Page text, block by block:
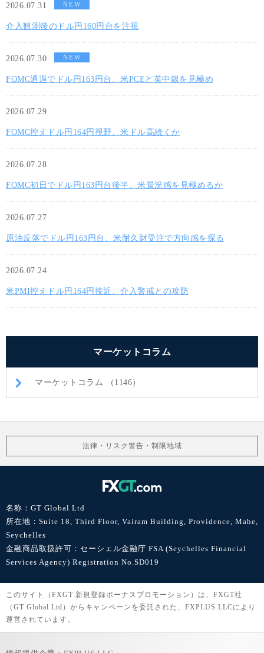
2026.07.31 NEW
介入観測後のドル円160円台を注視
2026.07.30 NEW
FOMC通過でドル円163円台、米PCEと英中銀を見極め
2026.07.29
FOMC控えドル円164円視野、米ドル高続くか
2026.07.28
FOMC初日でドル円163円台後半、米景況感を見極めるか
2026.07.27
原油反落でドル円163円台、米耐久財受注で方向感を探る
2026.07.24
米PMI控えドル円164円接近、介入警戒との攻防
マーケットコラム
マーケットコラム （1146）
法律・リスク警告・制限地域
名称：GT Global Ltd
所在地：Suite 18, Third Floor, Vairam Building, Providence, Mahe,
Seychelles
金融商品取扱許可：セーシェル金融庁 FSA (Seychelles Financial
Services Agency) Registration No.SD019
このサイト（FXGT 新規登録ボーナスプロモーション）は、FXGT社
（GT Global Ltd）からキャンペーンを委託された、FXPLUS LLCにより
運営されています。